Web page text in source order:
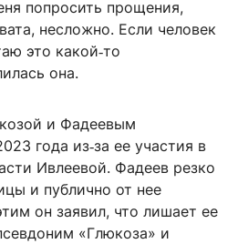
попросить прощения,
несложно. Если человек
это какой‑то
она.
и Фадеевым
года из‑за ее участия в
Ивлеевой. Фадеев резко
и публично от нее
он заявил, что лишает ее
«Глюкоза» и